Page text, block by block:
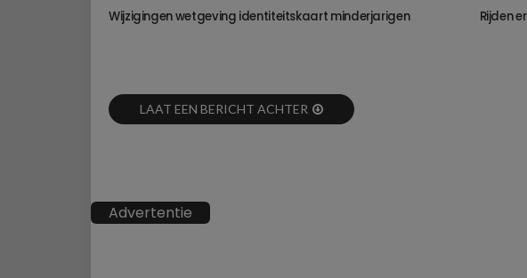
Wijzigingen wetgeving identiteitskaart minderjarigen
Rijden
LAAT EEN BERICHT ACHTER
Advertentie